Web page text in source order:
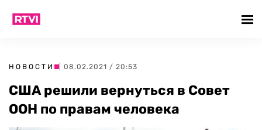
НОВОСТИ | 08.02.2021 / 20:53
США решили вернуться в Совет
ООН по правам человека